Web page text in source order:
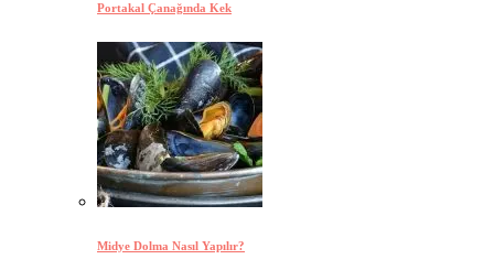
Portakal Çanağında Kek
Midye Dolma Nasıl Yapılır?